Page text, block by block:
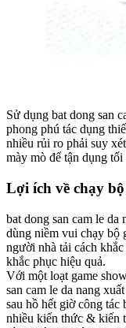
Sử dụng bat dong san
phong phú tác dụng
nhiều rủi ro phải suy
mày mò để tận dụng
Lợi ích về chạy
bat dong san cam le
dùng niềm vui chạy bộ
người nhà tải cách
khắc phục hiệu quả.
Với một loạt game
san cam le da nang
sau hồ hết giờ công
nhiều kiến thức & kiến